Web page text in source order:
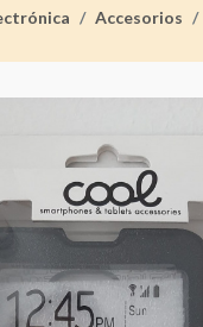
Accesorios